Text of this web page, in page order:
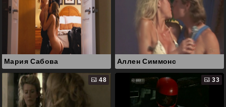
Мария Сабова Аллен Симмонс
48 33